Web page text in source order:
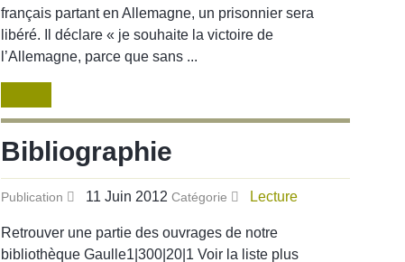
français partant en Allemagne, un prisonnier sera
libéré. Il déclare « je souhaite la victoire de
l’Allemagne, parce que sans ...
Bibliographie
Publication 11 Juin 2012 Catégorie Lecture
Retrouver une partie des ouvrages de notre
bibliothèque Gaulle1|300|20|1 Voir la liste plus